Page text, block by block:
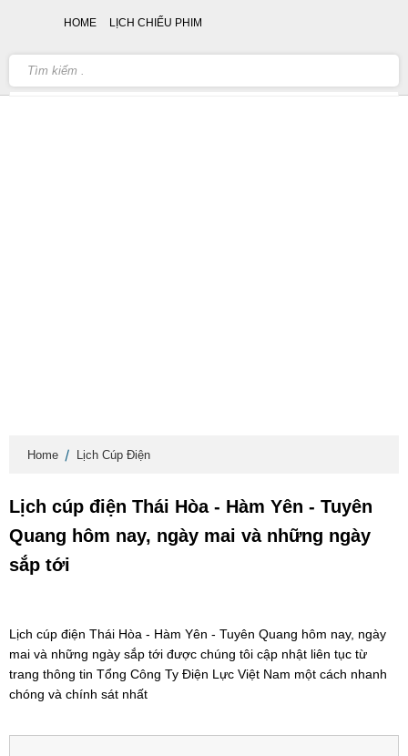
Home Lịch Cúp Điện
Lịch cúp điện Thái Hòa - Hàm Yên - Tuyên
Quang hôm nay, ngày mai và những ngày
sắp tới
Lịch cúp điện Thái Hòa - Hàm Yên - Tuyên Quang hôm nay, ngày
mai và những ngày sắp tới được chúng tôi cập nhật liên tục từ
trang thông tin Tổng Công Ty Điện Lực Việt Nam một cách nhanh
chóng và chính sát nhất
HOME LỊCH CHIẾU PHIM